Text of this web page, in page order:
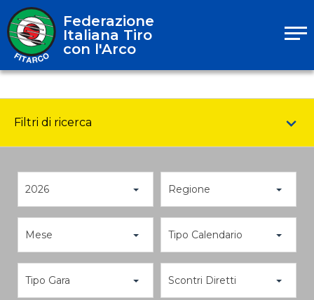
Federazione
Italiana Tiro
con l'Arco
Filtri di ricerca
2026 Regione
Mese Tipo Calendario
Tipo Gara Scontri Diretti